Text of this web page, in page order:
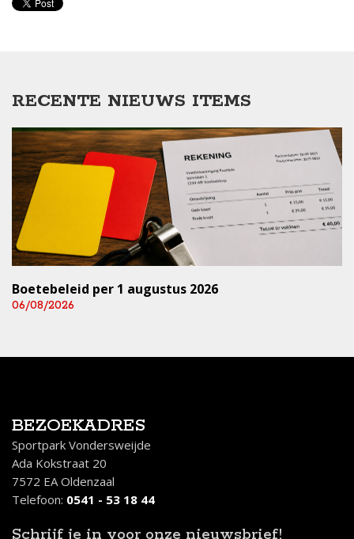
RECENTE NIEUWS ITEMS
Boetebeleid per 1 augustus 2026
06/08/2026
BEZOEKADRES
Sportpark Vondersweijde
Ada Kokstraat 20
7572 EA Oldenzaal
Telefoon: 0541 - 53 18 44
Schrijf je in voor onze nieuwsbrief!